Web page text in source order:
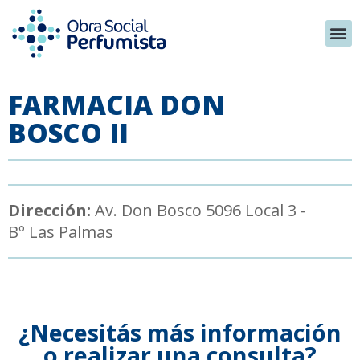
FARMACIA DON
BOSCO II
Dirección: Av. Don Bosco 5096 Local 3 -
Bº Las Palmas
¿Necesitás más información